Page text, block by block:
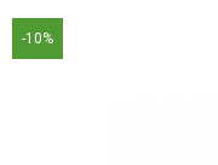
-10%